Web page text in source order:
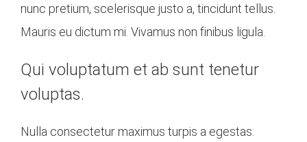
nunc pretium, scelerisque justo a, tincidunt tellus.
Mauris eu dictum mi. Vivamus non finibus ligula.
Qui voluptatum et ab sunt tenetur
voluptas.
Nulla consectetur maximus turpis a egestas.